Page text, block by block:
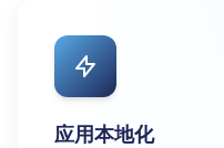
应用本地化